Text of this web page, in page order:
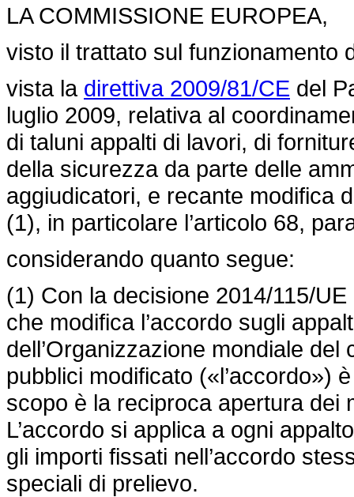
LA COMMISSIONE EUROPEA,
visto il trattato sul funzionamento
vista la direttiva 2009/81/CE del
luglio 2009, relativa al
di taluni appalti di lavori, di
della sicurezza da parte delle
aggiudicatori, e recante modifica
(1), in particolare l’articolo 68,
considerando quanto segue:
(1) Con la decisione 2014/115/
che modifica l’accordo sugli
dell’Organizzazione mondiale del
pubblici modificato («l’accordo»)
scopo è la reciproca apertura dei
L’accordo si applica a ogni
gli importi fissati nell’accordo
speciali di prelievo.